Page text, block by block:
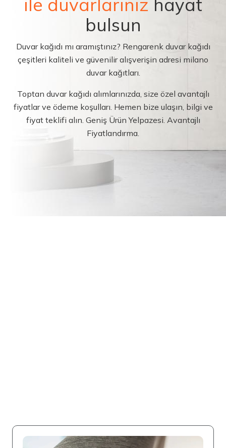
ile duvarlarınız hayat
bulsun
Duvar kağıdı mı aramıştınız? Rengarenk duvar kağıdı
çeşitleri kaliteli ve güvenilir alışverişin adresi milano
duvar kağıtları.
Toptan duvar kağıdı alımlarınızda, size özel avantajlı
fiyatlar ve ödeme koşulları. Hemen bize ulaşın, bilgi ve
fiyat teklifi alın. Geniş Ürün Yelpazesi. Avantajlı
Fiyatlandırma.